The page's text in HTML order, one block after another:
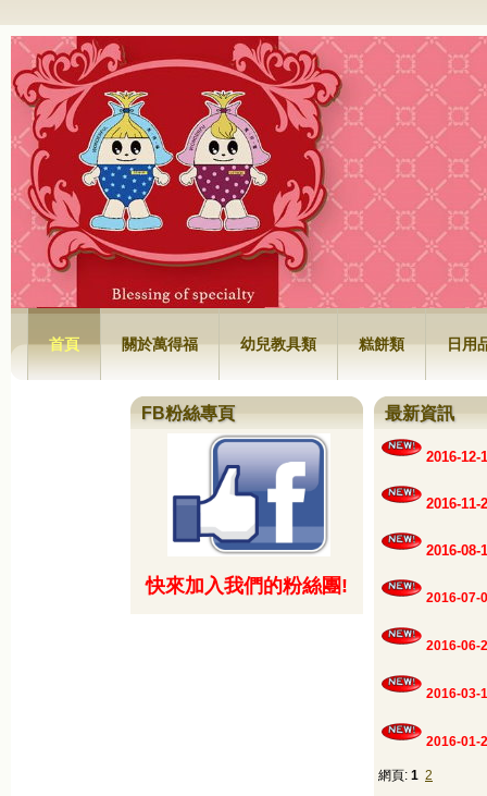
萬得福興業有限公司
首頁 關於萬得福 幼兒教具類 糕餅類 日用
FB粉絲專頁
快來加入我們的粉絲團!
最新資訊
2016-12-
2016-11-
2016-08-
2016-07-
2016-06-
2016-03-
2016-01-
網頁: 1 2